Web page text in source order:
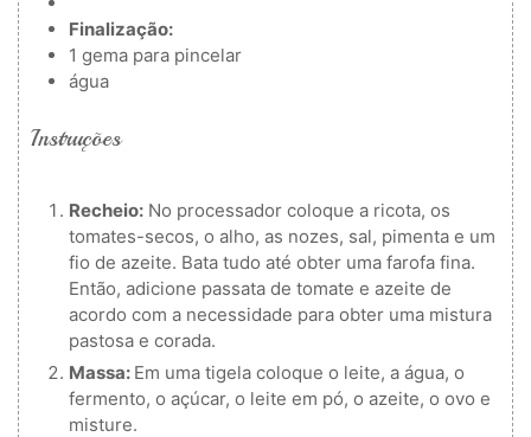
Finalização:
1 gema para pincelar
água
Instruções
Recheio: No processador coloque a ricota, os
tomates-secos, o alho, as nozes, sal, pimenta e um
fio de azeite. Bata tudo até obter uma farofa fina.
Então, adicione passata de tomate e azeite de
acordo com a necessidade para obter uma mistura
pastosa e corada.
Massa: Em uma tigela coloque o leite, a água, o
fermento, o açúcar, o leite em pó, o azeite, o ovo e
misture.